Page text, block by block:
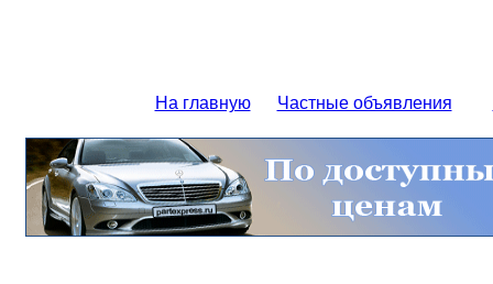
На главную Частные объявления